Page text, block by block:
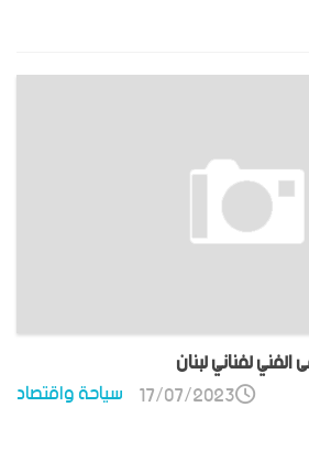
لفناني لبنان
سياحة واقتصاد 17/07/2023